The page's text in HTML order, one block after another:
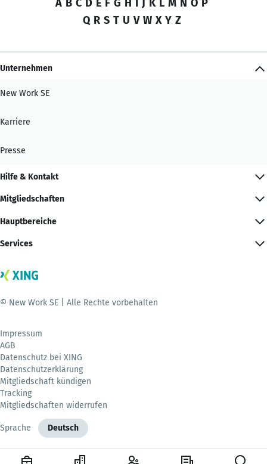
A B C D E F G H I J K L M N O P
Q R S T U V W X Y Z
Unternehmen
New Work SE
Karriere
Presse
Hilfe & Kontakt
Mitgliedschaften
Hauptbereiche
Services
© New Work SE | Alle Rechte vorbehalten
Impressum
AGB
Datenschutz bei XING
Datenschutzerklärung
Mitgliedschaft kündigen
Tracking
Mitgliedschaften widerrufen
Sprache Deutsch